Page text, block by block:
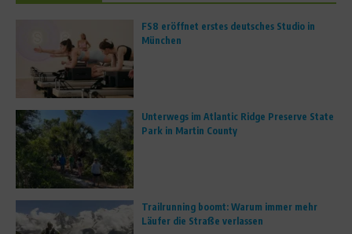
FS8 eröffnet erstes deutsches Studio in
München
Unterwegs im Atlantic Ridge Preserve State
Park in Martin County
Trailrunning boomt: Warum immer mehr
Läufer die Straße verlassen